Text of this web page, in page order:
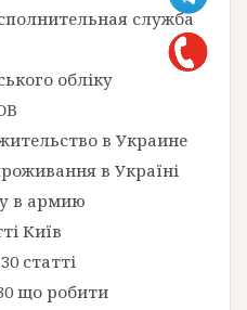
служба
обліку
в Украине
в Україні
в армию
Київ
статті
що робити